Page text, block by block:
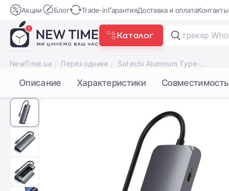
Акции Блог Trade-inГарантияДоставка и оплатаКонтакты
Каталог |
NewTime.ua Переходники Satechi Aluminum Type-C Hybrid Multiport Adapter Space Gray (ST-UCHSEM)
Описание Характеристики Совместимость